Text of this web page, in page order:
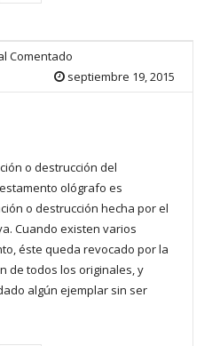
Comentado
septiembre 19, 2015
o destrucción del
ológrafo es
o destrucción hecha por el
Cuando existen varios
éste queda revocado por la
de todos los originales, y
algún ejemplar sin ser